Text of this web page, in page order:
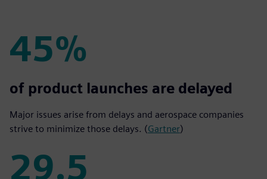
45%
45%
of product launches are delayed
Major issues arise from delays and aerospace companies
strive to minimize those delays. (Gartner)
29.5